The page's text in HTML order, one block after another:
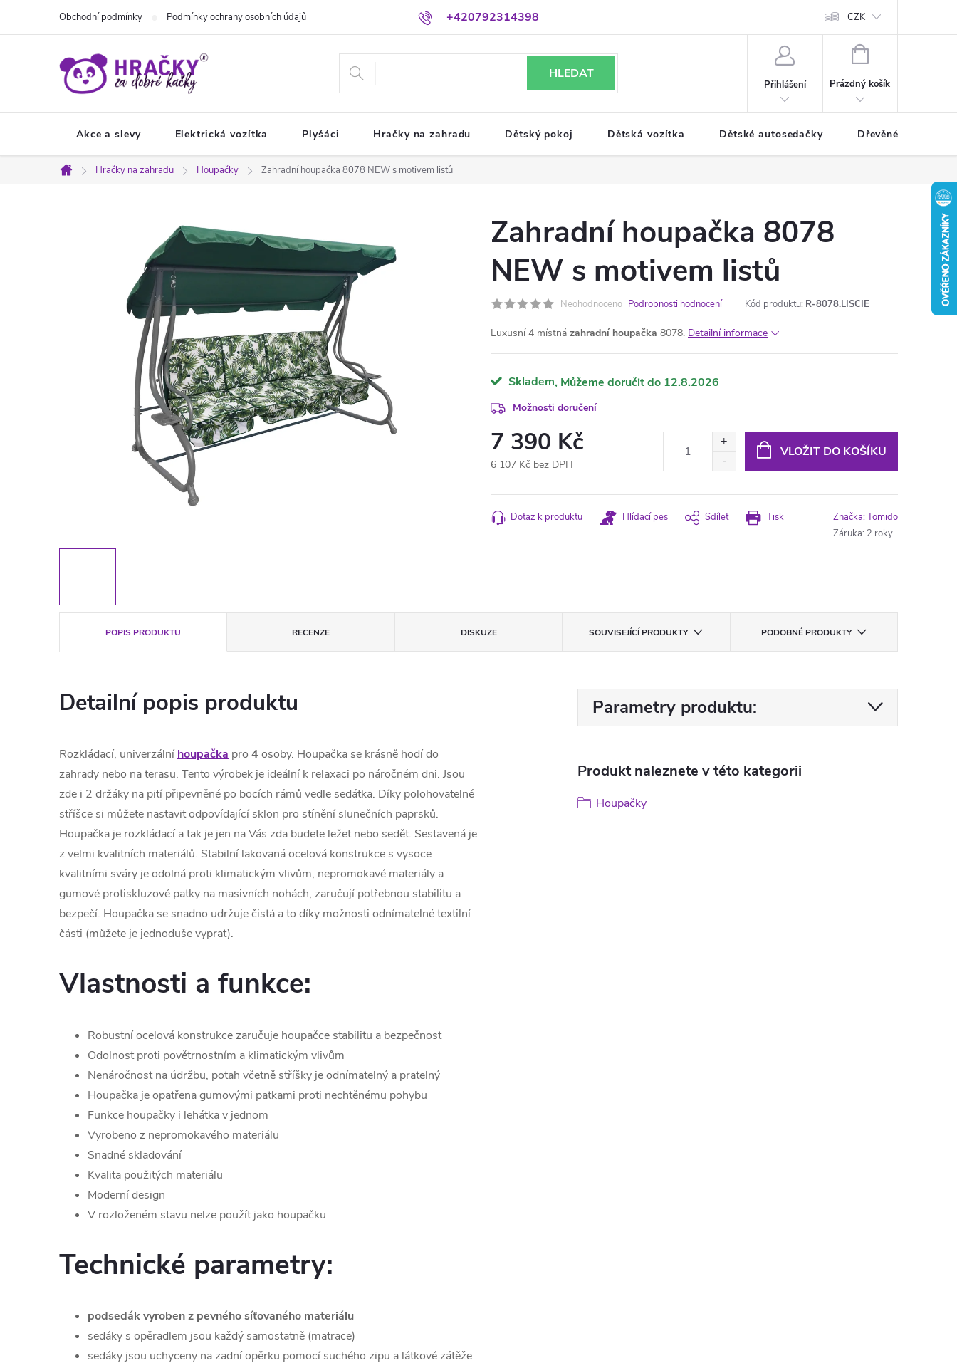
+420792314398
Obchodní podmínky Podmínky ochrany osobních údajů CZK
HLEDAT
Přihlášení
NÁKUPNÍ
Prázdný košík
Akce a slevy Elektrická vozítka Plyšáci Hračky na zahradu Dětský pokoj Dětská vozítka Dětské autosedačky Dřevěné hračky
Domů
Hračky na zahradu Houpačky Zahradní houpačka 8078 NEW s motivem listů
Zahradní houpačka 8078
NEW s motivem listů
Neohodnoceno Podrobnosti hodnocení Kód produktu: R-8078.LISCIE
Luxusní 4 místná zahradní houpačka 8078. Detailní informace
Skladem 12.8.2026
Možnosti doručení
7 390 Kč
6 107 Kč bez DPH
cena:
VLOŽIT DO KOŠÍKU
Tisk
Dotaz k produktu Hlídací pes Sdílet Značka:Tomido
Záruka: 2 roky
POPIS PRODUKTU RECENZE DISKUZE SOUVISEJÍCÍ PRODUKTY PODOBNÉ PRODUKTY
Detailní popis produktu
Rozkládací, univerzální houpačka pro 4osoby. Houpačka se krásně hodí do
zahrady nebo na terasu. Tento výrobek je ideální k relaxaci po náročném dni. Jsou
zde i 2 držáky na pití připevněné po bocích rámů vedle sedátka. Díky polohovatelné
stříšce si můžete nastavit odpovídající sklon pro stínění slunečních paprsků.
Houpačka je rozkládací a tak je jen na Vás zda budete ležet nebo sedět. Sestavená je
z velmi kvalitních materiálů. Stabilní lakovaná ocelová konstrukce s vysoce
kvalitními sváry je odolná proti klimatickým vlivům, nepromokavé materiály a
gumové protiskluzové patky na masivních nohách, zaručují potřebnou stabilitu a
bezpečí. Houpačka se snadno udržuje čistá a to díky možnosti odnímatelné textilní
části (můžete je jednoduše vyprat).
Vlastnosti a funkce:
Robustní ocelová konstrukce zaručuje houpačce stabilitu a bezpečnost
Odolnost proti povětrnostním a klimatickým vlivům
Nenáročnost na údržbu, potah včetně stříšky je odnímatelný a pratelný
Houpačka je opatřena gumovými patkami proti nechtěnému pohybu
Funkce houpačky i lehátka v jednom
Vyrobeno z nepromokavého materiálu
Snadné skladování
Kvalita použitých materiálu
Moderní design
V rozloženém stavu nelze použít jako houpačku
Technické parametry:
podsedák vyroben z pevného síťovaného materiálu
sedáky s opěradlem jsou každý samostatně (matrace)
sedáky jsou uchyceny na zadní opěrku pomocí suchého zipu a látkové zátěže
Parametry produktu:
Produkt naleznete v této kategorii
Houpačky